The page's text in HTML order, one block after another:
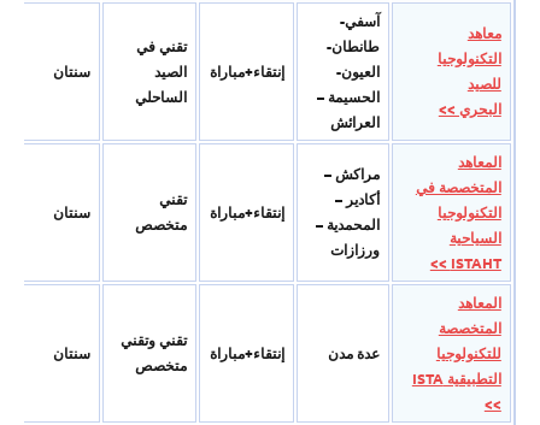
معاهد
التكنولوجيا
للصيد
البحري >>
آسفي-
طانطان-
العیون-
الحسیمة –
العرائش
إنتقاء+مباراة
تقني في
الصید
الساحلي
سنتان
المعاھد
المتخصصة في
التكنولوجیا
السیاحیة
ISTAHT >>
مراكش –
أكادیر –
المحمدیة –
ورزازات
إنتقاء+مباراة
تقني
متخصص
سنتان
المعاھد
المتخصصة
للتكنولوجیا
التطبیقیة ISTA
>>
عدة مدن إنتقاء+مباراة
تقني وتقني
متخصص
سنتان